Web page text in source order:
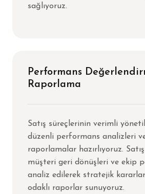
sağlıyoruz.
Performans
Raporlama
Satış süreçlerinin verimli
düzenli performans analizleri
raporlamalar hazırlıyoruz. Satış
müşteri geri dönüşleri ve ekip
analiz edilerek stratejik
odaklı raporlar sunuyoruz.